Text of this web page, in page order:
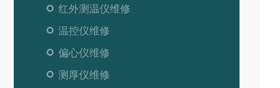
红外测温仪维修
温控仪维修
偏心仪维修
测厚仪维修